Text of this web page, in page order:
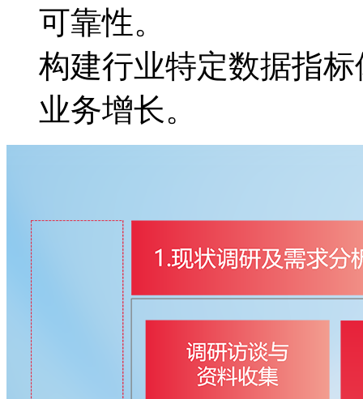
可靠性。
构建行业特定数据指标
业务增长。